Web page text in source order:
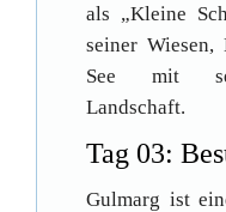
als „Kleine
seiner
See mit
Landschaft.
Tag 03:
Gulmarg ist